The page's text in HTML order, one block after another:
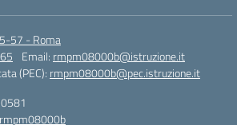
57 - Roma
Email: rmpm08000b@istruzione.it
(PEC): rmpm08000b@pec.istruzione.it
rmpm08000b